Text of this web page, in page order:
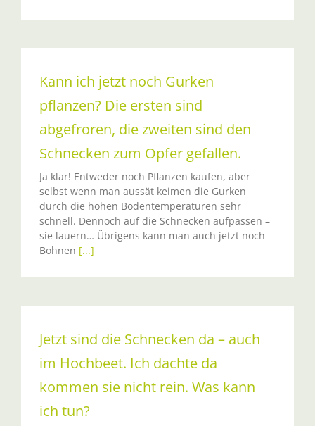
Kann ich jetzt noch Gurken
pflanzen? Die ersten sind
abgefroren, die zweiten sind den
Schnecken zum Opfer gefallen.
Ja klar! Entweder noch Pflanzen kaufen, aber
selbst wenn man aussät keimen die Gurken
durch die hohen Bodentemperaturen sehr
schnell. Dennoch auf die Schnecken aufpassen –
sie lauern… Übrigens kann man auch jetzt noch
Bohnen [...]
Jetzt sind die Schnecken da – auch
im Hochbeet. Ich dachte da
kommen sie nicht rein. Was kann
ich tun?